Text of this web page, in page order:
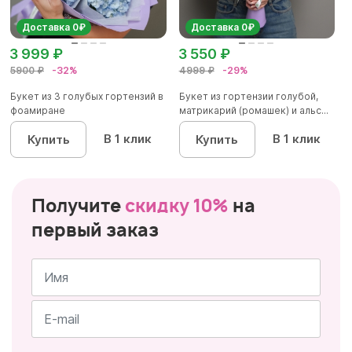
Доставка 0₽
5900 ₽ -32%
3 999 ₽
Букет из 3 голубых гортензий в
фоамиране
Купить В 1 клик
Доставка 0₽
4999 ₽ -29%
3 550 ₽
Букет из гортензии голубой,
матрикарий (ромашек) и альс...
Купить В 1 клик
Получите скидку 10% на
первый заказ
Имя